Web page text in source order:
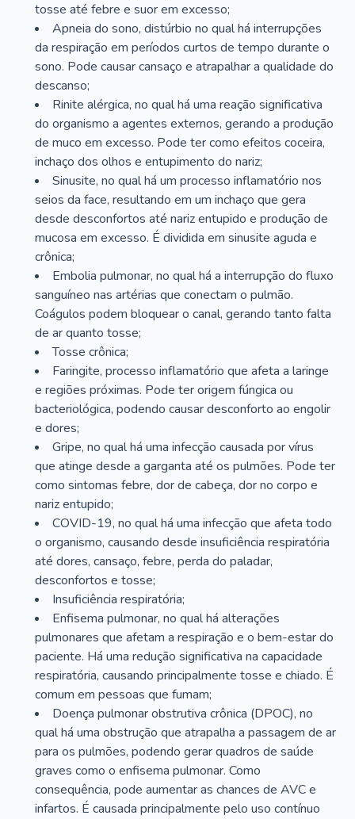
tosse até febre e suor em excesso;
Apneia do sono, distúrbio no qual há interrupções
da respiração em períodos curtos de tempo durante o
sono. Pode causar cansaço e atrapalhar a qualidade do
descanso;
Rinite alérgica, no qual há uma reação significativa
do organismo a agentes externos, gerando a produção
de muco em excesso. Pode ter como efeitos coceira,
inchaço dos olhos e entupimento do nariz;
Sinusite, no qual há um processo inflamatório nos
seios da face, resultando em um inchaço que gera
desde desconfortos até nariz entupido e produção de
mucosa em excesso. É dividida em sinusite aguda e
crônica;
Embolia pulmonar, no qual há a interrupção do fluxo
sanguíneo nas artérias que conectam o pulmão.
Coágulos podem bloquear o canal, gerando tanto falta
de ar quanto tosse;
Tosse crônica;
Faringite, processo inflamatório que afeta a laringe
e regiões próximas. Pode ter origem fúngica ou
bacteriológica, podendo causar desconforto ao engolir
e dores;
Gripe, no qual há uma infecção causada por vírus
que atinge desde a garganta até os pulmões. Pode ter
como sintomas febre, dor de cabeça, dor no corpo e
nariz entupido;
COVID-19, no qual há uma infecção que afeta todo
o organismo, causando desde insuficiência respiratória
até dores, cansaço, febre, perda do paladar,
desconfortos e tosse;
Insuficiência respiratória;
Enfisema pulmonar, no qual há alterações
pulmonares que afetam a respiração e o bem-estar do
paciente. Há uma redução significativa na capacidade
respiratória, causando principalmente tosse e chiado. É
comum em pessoas que fumam;
Doença pulmonar obstrutiva crônica (DPOC), no
qual há uma obstrução que atrapalha a passagem de ar
para os pulmões, podendo gerar quadros de saúde
graves como o enfisema pulmonar. Como
consequência, pode aumentar as chances de AVC e
infartos. É causada principalmente pelo uso contínuo